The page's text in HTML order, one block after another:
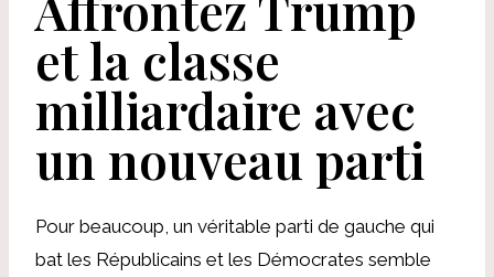
et la classe
milliardaire avec
un nouveau parti
Pour beaucoup, un véritable parti de gauche qui
bat les Républicains et les Démocrates semble